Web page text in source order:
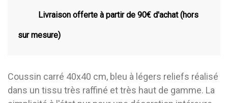
Livraison offerte à partir de 90€ d'achat (hors
sur mesure)
Coussin carré 40x40 cm, bleu à légers reliefs réalisé
dans un tissu très raffiné et très haut de gamme. La